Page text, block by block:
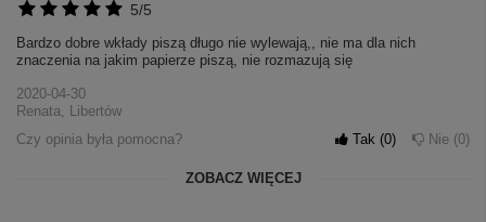
5/5
Bardzo dobre wkłady piszą długo nie wylewają,, nie ma dla nich
znaczenia na jakim papierze piszą, nie rozmazują się
2020-04-30
Renata, Libertów
Czy opinia była pomocna?
Tak 0 Nie 0
ZOBACZ WIĘCEJ